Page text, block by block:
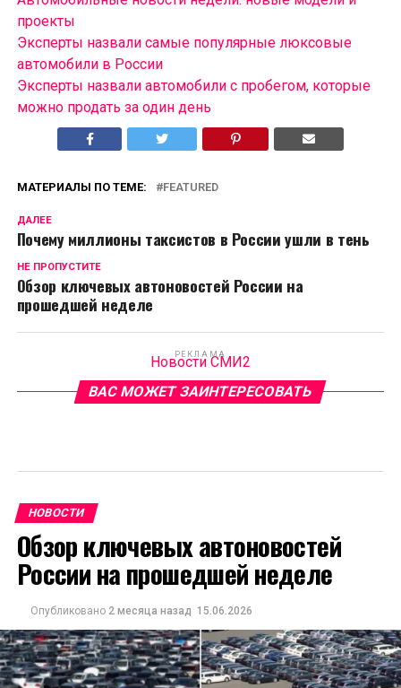
проекты
Эксперты назвали самые популярные люксовые
автомобили в России
Эксперты назвали автомобили с пробегом, которые
можно продать за один день
МАТЕРИАЛЫ ПО ТЕМЕ: FEATURED
ДАЛЕЕ
Почему миллионы таксистов в России ушли в тень
НЕ ПРОПУСТИТЕ
Обзор ключевых автоновостей России на
прошедшей неделе
РЕКЛАМА
Новости СМИ2
ВАС МОЖЕТ ЗАИНТЕРЕСОВАТЬ
НОВОСТИ
Обзор ключевых автоновостей
России на прошедшей неделе
Опубликовано 2 месяца назад 15.06.2026